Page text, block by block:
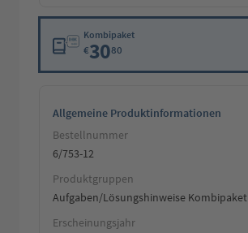
Kombipaket
€3080
Allgemeine Produktinformationen
Bestellnummer
6/753-12
Produktgruppen
Aufgaben/Lösungshinweise Kombipaket
Erscheinungsjahr